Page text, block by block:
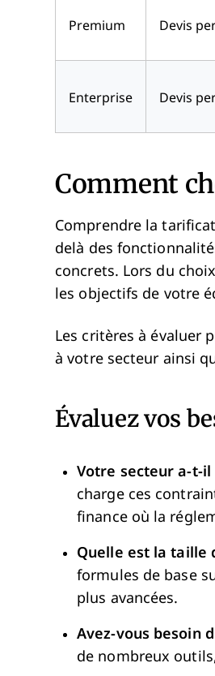
Premium Devis
Enterprise Devis
Comment
Comprendre la
delà des
concrets. Lors du
les objectifs de votre
Les critères à évaluer
à votre secteur ainsi
Évaluez vos
Votre secteur a-t-
charge ces
finance où la
Quelle est la taille
formules de base
plus avancées.
Avez-vous besoin
de nombreux